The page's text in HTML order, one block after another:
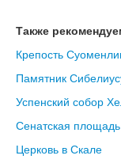
Также
Крепость
Памятник
Успенский собор
Сенатская
Церковь в Скале